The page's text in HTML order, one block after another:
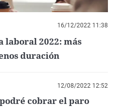
16/12/2022 11:38
laboral 2022: más
duración
12/08/2022 12:52
cobrar el paro